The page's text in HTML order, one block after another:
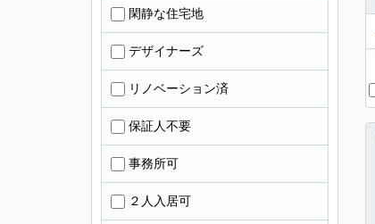
閑静な住宅地
デザイナーズ
リノベーション済
保証人不要
事務所可
２人入居可